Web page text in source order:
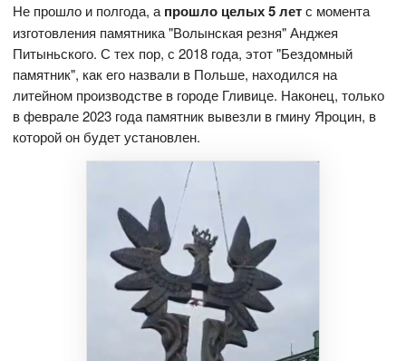
Не прошло и полгода, апрошло целых 5 летс момента
изготовления памятника "Волынская резня" Анджея
Питыньского. С тех пор, с 2018 года, этот "Бездомный
памятник", как его назвали в Польше, находился на
литейном производстве в городе Гливице. Наконец, только
в феврале 2023 года памятник вывезли в гмину Яроцин, в
которой он будет установлен.